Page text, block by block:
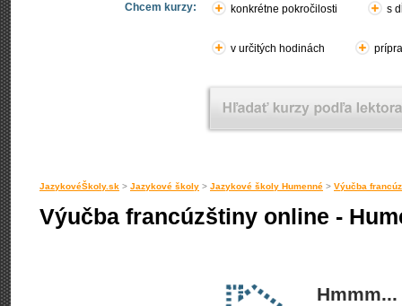
Chcem kurzy: konkrétne pokročilosti s
v určitých hodinách
JazykovéŠkoly.sk > Jazykové školy > Jazykové školy Humenné > Výučba
Výučba francúzštiny online -